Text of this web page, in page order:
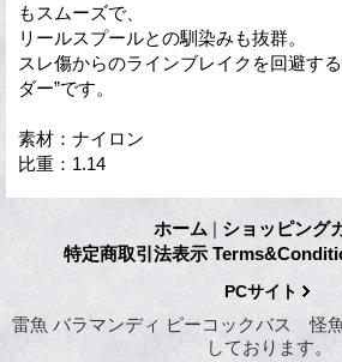
もスムーズで、
リールスプールとの馴染みも抜群。
スレ傷からのラインブレイクを回避す
ダー”です。
素材：ナイロン
比重：1.14
ホーム | ショッピング
特定商取引法表示
PCサイト
雷魚 バラマンディ ピーコックバス 怪
しております。